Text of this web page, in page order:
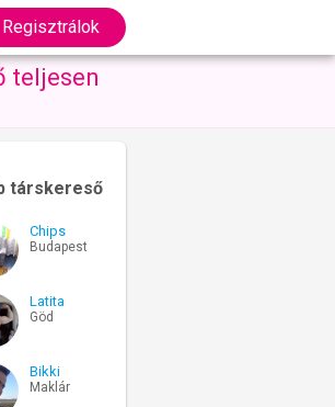
Regisztrálok
teljesen
társkereső
Chips
Budapest
Latita
Göd
Bikki
Maklár